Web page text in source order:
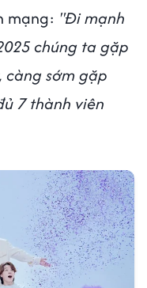
mạng: "Đi mạnh
chúng ta gặp
sớm gặp
7 thành viên